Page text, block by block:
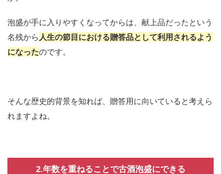
泡盛が手に入りやすくなってからは、献上品だったという
名残から 人生の節目における贈答品として利用されるよう
になったのです。
そんな歴史的背景を知れば、贈答用に向いていると考えら
れますよね。
2.年数を重ねることで古酒泡盛にできる